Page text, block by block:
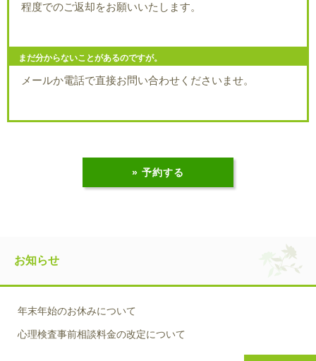
程度でのご返却をお願いいたします。
まだ分からないことがあるのですが。
メールか電話で直接お問い合わせくださいませ。
» 予約する
お知らせ
年末年始のお休みについて
心理検査事前相談料金の改定について